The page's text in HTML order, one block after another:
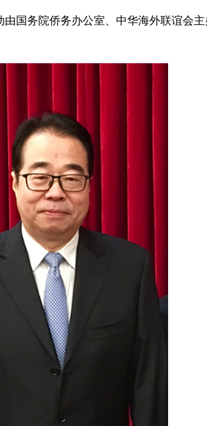
国务院侨务办公室、中华海外联谊会